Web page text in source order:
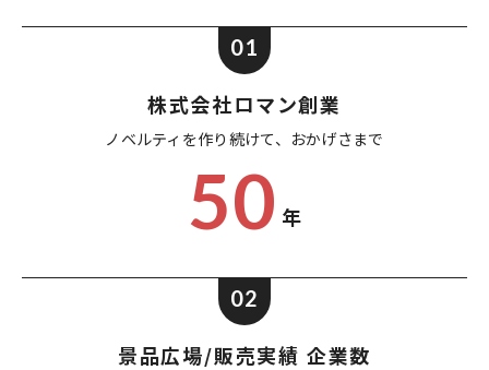
01
株式会社ロマン創業
ノベルティを作り続けて、 おかげさまで
50 年
02
景品広場/販売実績 企業数